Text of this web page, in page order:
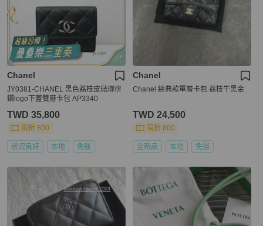
Chanel
JY0381-CHANEL 黑色荔枝皮琺瑯拚
鑽logo下蓋雙層卡包 AP3340
TWD 35,800
現折 800
狀況良好 本地 免運
Chanel
Chanel 經典款單層卡包 荔枝牛黑金
TWD 24,500
現折 800
全新品 本地 免運